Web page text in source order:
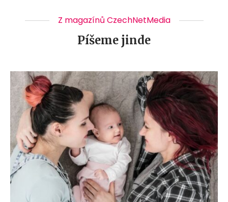
Z magazínů CzechNetMedia
Píšeme jinde